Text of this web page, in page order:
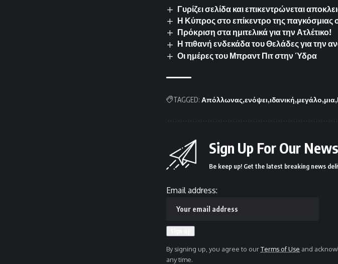
Γυρίζει σελίδα και επικεντρώνεται
Η Κύπρος στο επίκεντρο της παγκόσμιας
Πρόκριση στα ημιτελικά για την Ατλέτικο!
Η πιθανή ενδεκάδα του Θελάδες για την
Οι ημέρες του Μπραντ Πιτ στην Ύδρα
TAGGED: Απόλλωνας ενόψει ιδανική μεγάλο μια
Sign Up For Our
Be keep up! Get the latest breaking news
Email address:
By signing up, you agree to ourTerms of Use and
any time.